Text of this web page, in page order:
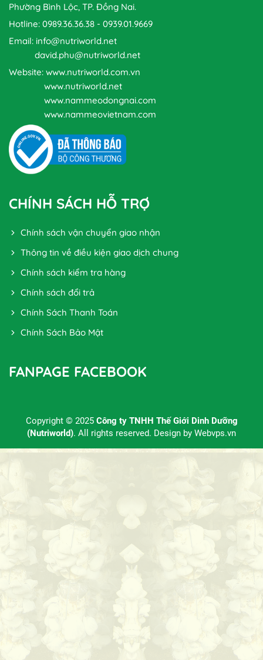
Phường Bình Lộc, TP. Đồng Nai.
Hotline: 0989.36.36.38 - 0939.01.9669
Email: info@nutriworld.net
david.phu@nutriworld.net
Website: www.nutriworld.com.vn
www.nutriworld.net
www.nammeodongnai.com
www.nammeovietnam.com
CHÍNH SÁCH HỖ TRỢ
Chính sách vận chuyển giao nhận
Thông tin về điều kiện giao dịch chung
Chính sách kiểm tra hàng
Chính sách đổi trả
Chính Sách Thanh Toán
Chính Sách Bảo Mật
FANPAGE FACEBOOK
Copyright © 2025 Công ty TNHH Thế Giới Dinh Dưỡng
(Nutriworld). All rights reserved. Design by Webvps.vn